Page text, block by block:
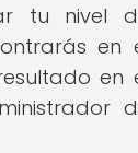
tu nivel
en
en